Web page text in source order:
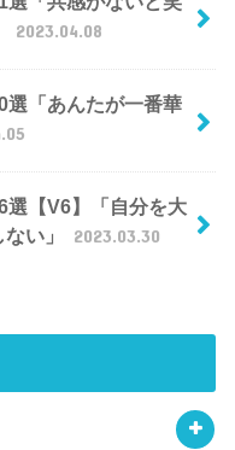
2023.04.08
選「あんたが一番華
選【V6】「自分を大
い」
2023.03.30